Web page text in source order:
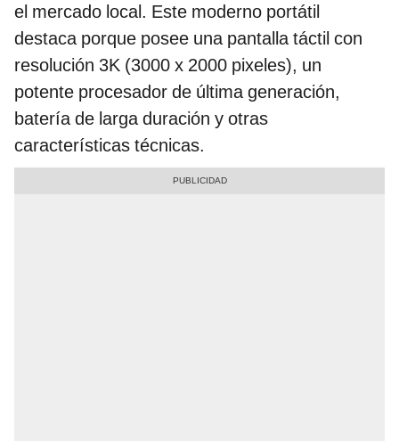
el mercado local. Este moderno portátil
destaca porque posee una pantalla táctil con
resolución 3K (3000 x 2000 pixeles), un
potente procesador de última generación,
batería de larga duración y otras
características técnicas.